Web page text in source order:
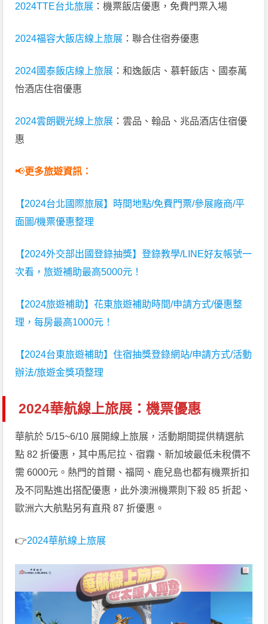
2024TTE台北旅展 ：機票飯店優惠，免費門票入場
2024福容大飯店線上旅展 ：聯合住宿券優惠
2024國泰飯店線上旅展 ：和逸飯店、慕軒飯店、國泰萬
怡酒店住宿優惠
2024雲朗觀光線上旅展 ：雲品、翰品、兆品酒店住宿優
惠
📢更多旅遊資訊：
【2024台北國際旅展】時間地點/免費門票/參展廠商/平
面圖/機票優惠整理
【2024外交部出國登錄抽獎】登錄教學/LINE好友帳號一
次看，旅遊補助最高5000元！
【2024旅遊補助】花東旅遊補助時間/申請方式/優惠整
理，每房最高1000元！
【2024台東旅遊補助】住宿抽獎登錄網站/申請方式/活動
辦法/旅遊金獎項整理
2024華航線上旅展：機票優惠
華航於 5/15~6/10 展開線上旅展，活動期間提供精選航
點 82 折優惠，其中馬尼拉、宿霧、新加坡最低未稅價不
需 6000元。熱門的首爾、福岡、鹿兒島也都有機票折扣
及不同點進出搭配優惠，此外澳洲機票則下殺 85 折起、
歐洲六大航點另有直飛 87 折優惠。
👉2024華航線上旅展